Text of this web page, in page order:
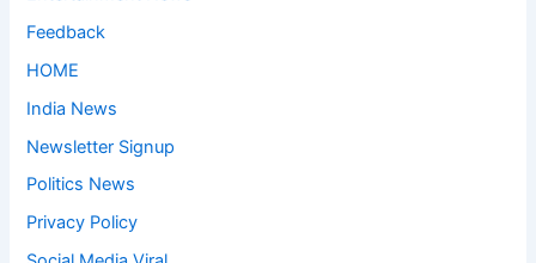
Feedback
HOME
India News
Newsletter Signup
Politics News
Privacy Policy